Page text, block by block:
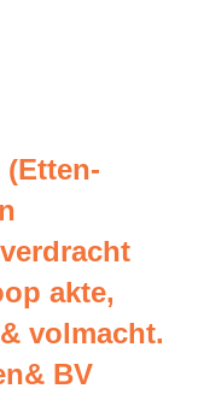
akte,
volmacht.
BV